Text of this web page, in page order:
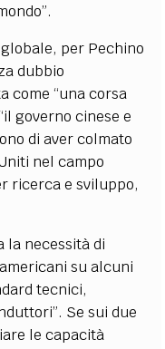
per Pechino
dubbio
come “una corsa
governo cinese e
di aver colmato
nel campo
ricerca e sviluppo,
la necessità di
su alcuni
tecnici,
Se sui due
le capacità